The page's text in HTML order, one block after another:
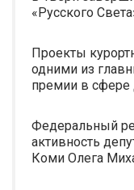
«Русского
Проекты
одними из
премии в сфере
Федеральный
активность
Коми Олега